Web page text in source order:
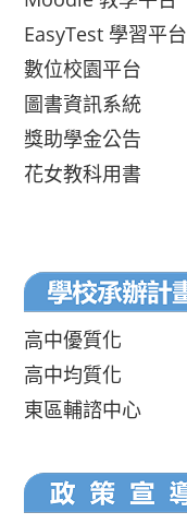
EasyTest 學習平台
數位校園平台
圖書資訊系統
獎助學金公告
花女教科用書
高中優質化
高中均質化
東區輔諮中心